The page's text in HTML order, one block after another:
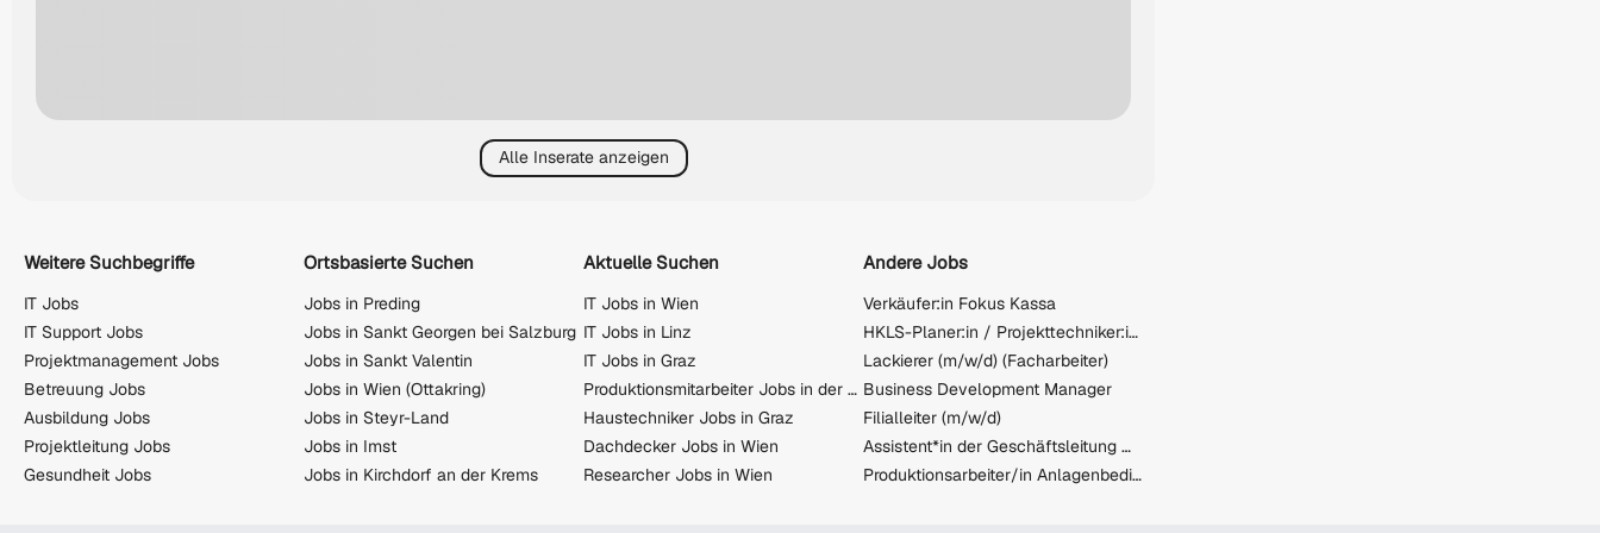
Alle Inserate anzeigen
Weitere Suchbegriffe
IT Jobs
IT Support Jobs
Projektmanagement Jobs
Betreuung Jobs
Ausbildung Jobs
Projektleitung Jobs
Gesundheit Jobs
Ortsbasierte Suchen
Jobs in Preding
Jobs in Sankt Georgen bei Salzburg
Jobs in Sankt Valentin
Jobs in Wien (Ottakring)
Jobs in Steyr-Land
Jobs in Imst
Jobs in Kirchdorf an der Krems
Aktuelle Suchen
IT Jobs in Wien
IT Jobs in Linz
IT Jobs in Graz
Produktionsmitarbeiter Jobs in der Steiermark
Haustechniker Jobs in Graz
Dachdecker Jobs in Wien
Researcher Jobs in Wien
Andere Jobs
Verkäufer:in Fokus Kassa
HKLS-Planer:in / Projekttechniker:in Gebäudetechnik (m/w/d)
Lackierer (m/w/d) (Facharbeiter)
Business Development Manager
Filialleiter (m/w/d)
Assistent*in der Geschäftsleitung mit weiterer Entwicklung
Produktionsarbeiter/in Anlagenbediener/in